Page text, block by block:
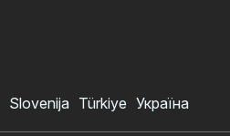
Slovenija Türkiye Україна